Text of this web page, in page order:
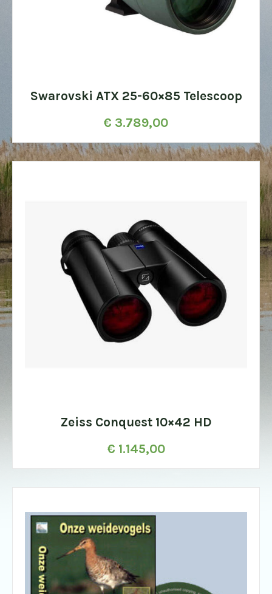
Swarovski ATX 25-60×85 Telescoop
€ 3.789,00
Zeiss Conquest 10×42 HD
€ 1.145,00